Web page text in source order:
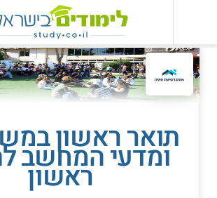
תואר ראשון
ומדעי המחשב
ראשון